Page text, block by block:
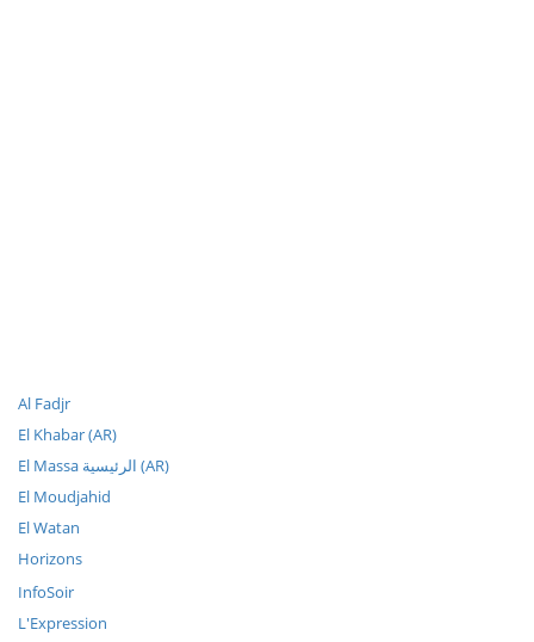
Al Fadjr
El Khabar (AR)
El Massa الرئيسية (AR)
El Moudjahid
El Watan
Horizons
InfoSoir
L'Expression